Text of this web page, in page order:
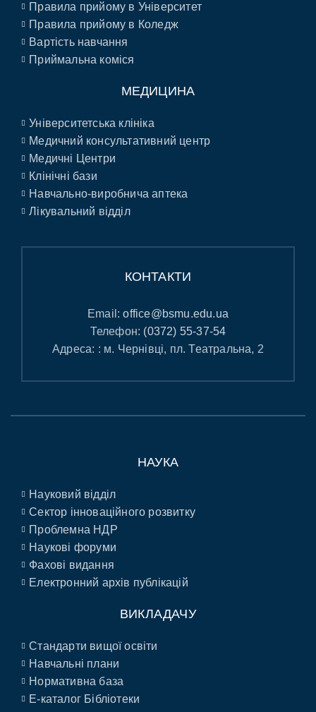
Правила прийому в Університет
Правила прийому в Коледж
Вартість навчання
Приймальна коміся
МЕДИЦИНА
Університетська клініка
Медичний консультативний центр
Медичні Центри
Клінічні бази
Навчально-виробнича аптека
Лікувальний відділ
КОНТАКТИ
Email:office@bsmu.edu.ua
Телефон: (0372) 55-37-54
Адреса: : м. Чернівці, пл. Театральна, 2
НАУКА
Науковий відділ
Сектор інноваційного розвитку
Проблемна НДР
Наукові форуми
Фахові видання
Електронний архів публікацій
ВИКЛАДАЧУ
Стандарти вищої освіти
Навчальні плани
Нормативна база
E-каталог Бібліотеки